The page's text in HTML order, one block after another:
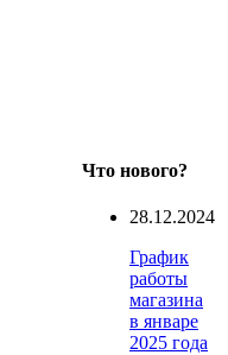
Что нового?
28.12.2024
График
работы
магазина
в январе
2025 года